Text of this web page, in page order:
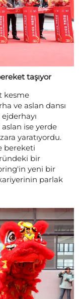
taşıyor
kesme
ve aslan dansı
ise yerde
yaratıyordu.
bereketi
bir
yeni bir
parlak